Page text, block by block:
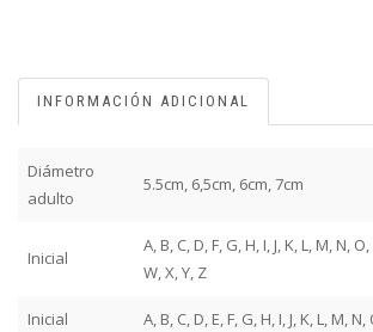
INFORMACIÓN ADICIONAL
Diámetro
adulto
5.5cm, 6,5cm, 6cm, 7cm
Inicial
A, B, C, D, F, G, H, I, J, K, L, M, N,
W, X, Y, Z
Inicial
A, B, C, D, E, F, G, H, I, J, K, L, M,